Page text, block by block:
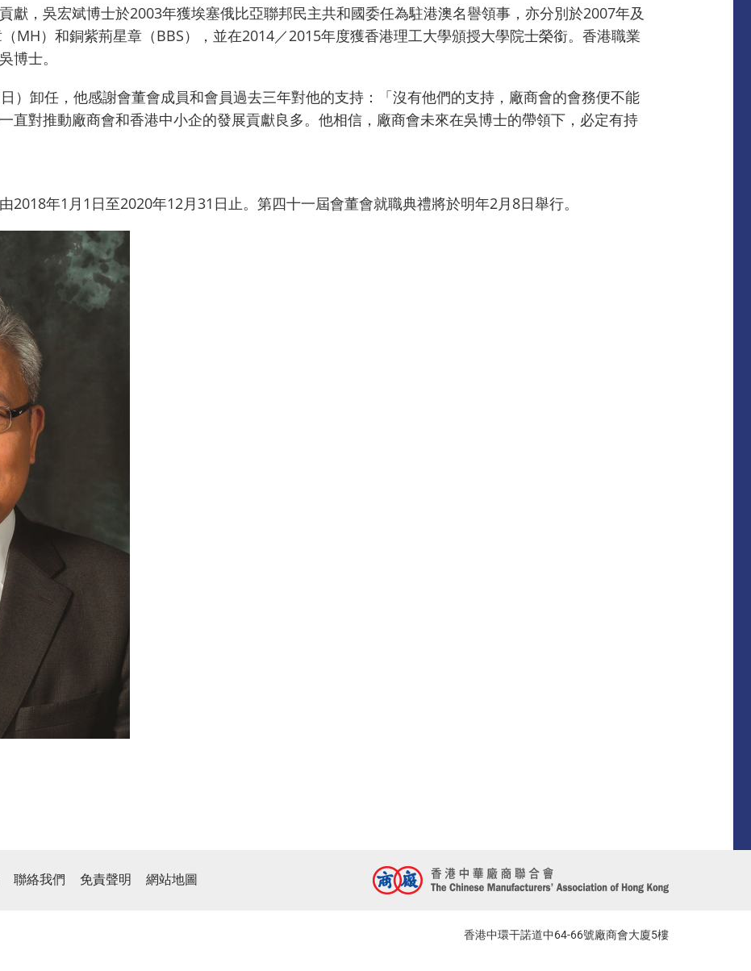
獻，吳宏斌博士於2003年獲埃塞俄比亞聯邦民主共和國委任為駐港澳名譽領事，亦分別於2007年及
MH）和銅紫荊星章（BBS），並在2014／2015年度獲香港理工大學頒授大學院士榮銜。香港職業
博士。
）卸任，他感謝會董會成員和會員過去三年對他的支持：「沒有他們的支持，廠商會的會務便不能
直對推動廠商會和香港中小企的發展貢獻良多。他相信，廠商會未來在吳博士的帶領下，必定有持
2018年1月1日至2020年12月31日止。第四十一屆會董會就職典禮將於明年2月8日舉行。
聯絡我們 免責聲明 網站地圖
香港中環干諾道中64-66號廠商會大廈5樓